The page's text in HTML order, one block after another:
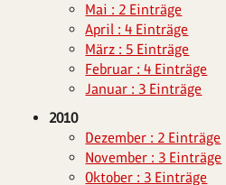
Mai : 2 Einträge
April : 4 Einträge
März : 5 Einträge
Februar : 4 Einträge
Januar : 3 Einträge
2010
Dezember : 2 Einträge
November : 3 Einträge
Oktober : 3 Einträge